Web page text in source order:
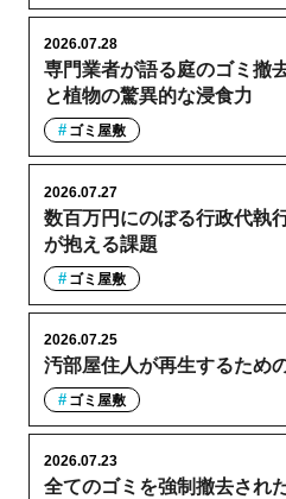
専門業者が語る庭のゴミ撤
と植物の驚異的な浸食力
2026.07.28
ゴミ屋敷
数百万円にのぼる行政代執
が抱える課題
2026.07.27
ゴミ屋敷
汚部屋住人が再生するため
2026.07.25
ゴミ屋敷
全てのゴミを強制撤去され
2026.07.23